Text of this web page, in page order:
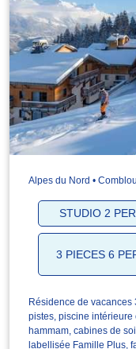
Alpes du Nord •
STUDIO 2
3 PIECES 6
Résidence de
pistes, piscine
hammam, cabines de
labellisée Famille Plus,